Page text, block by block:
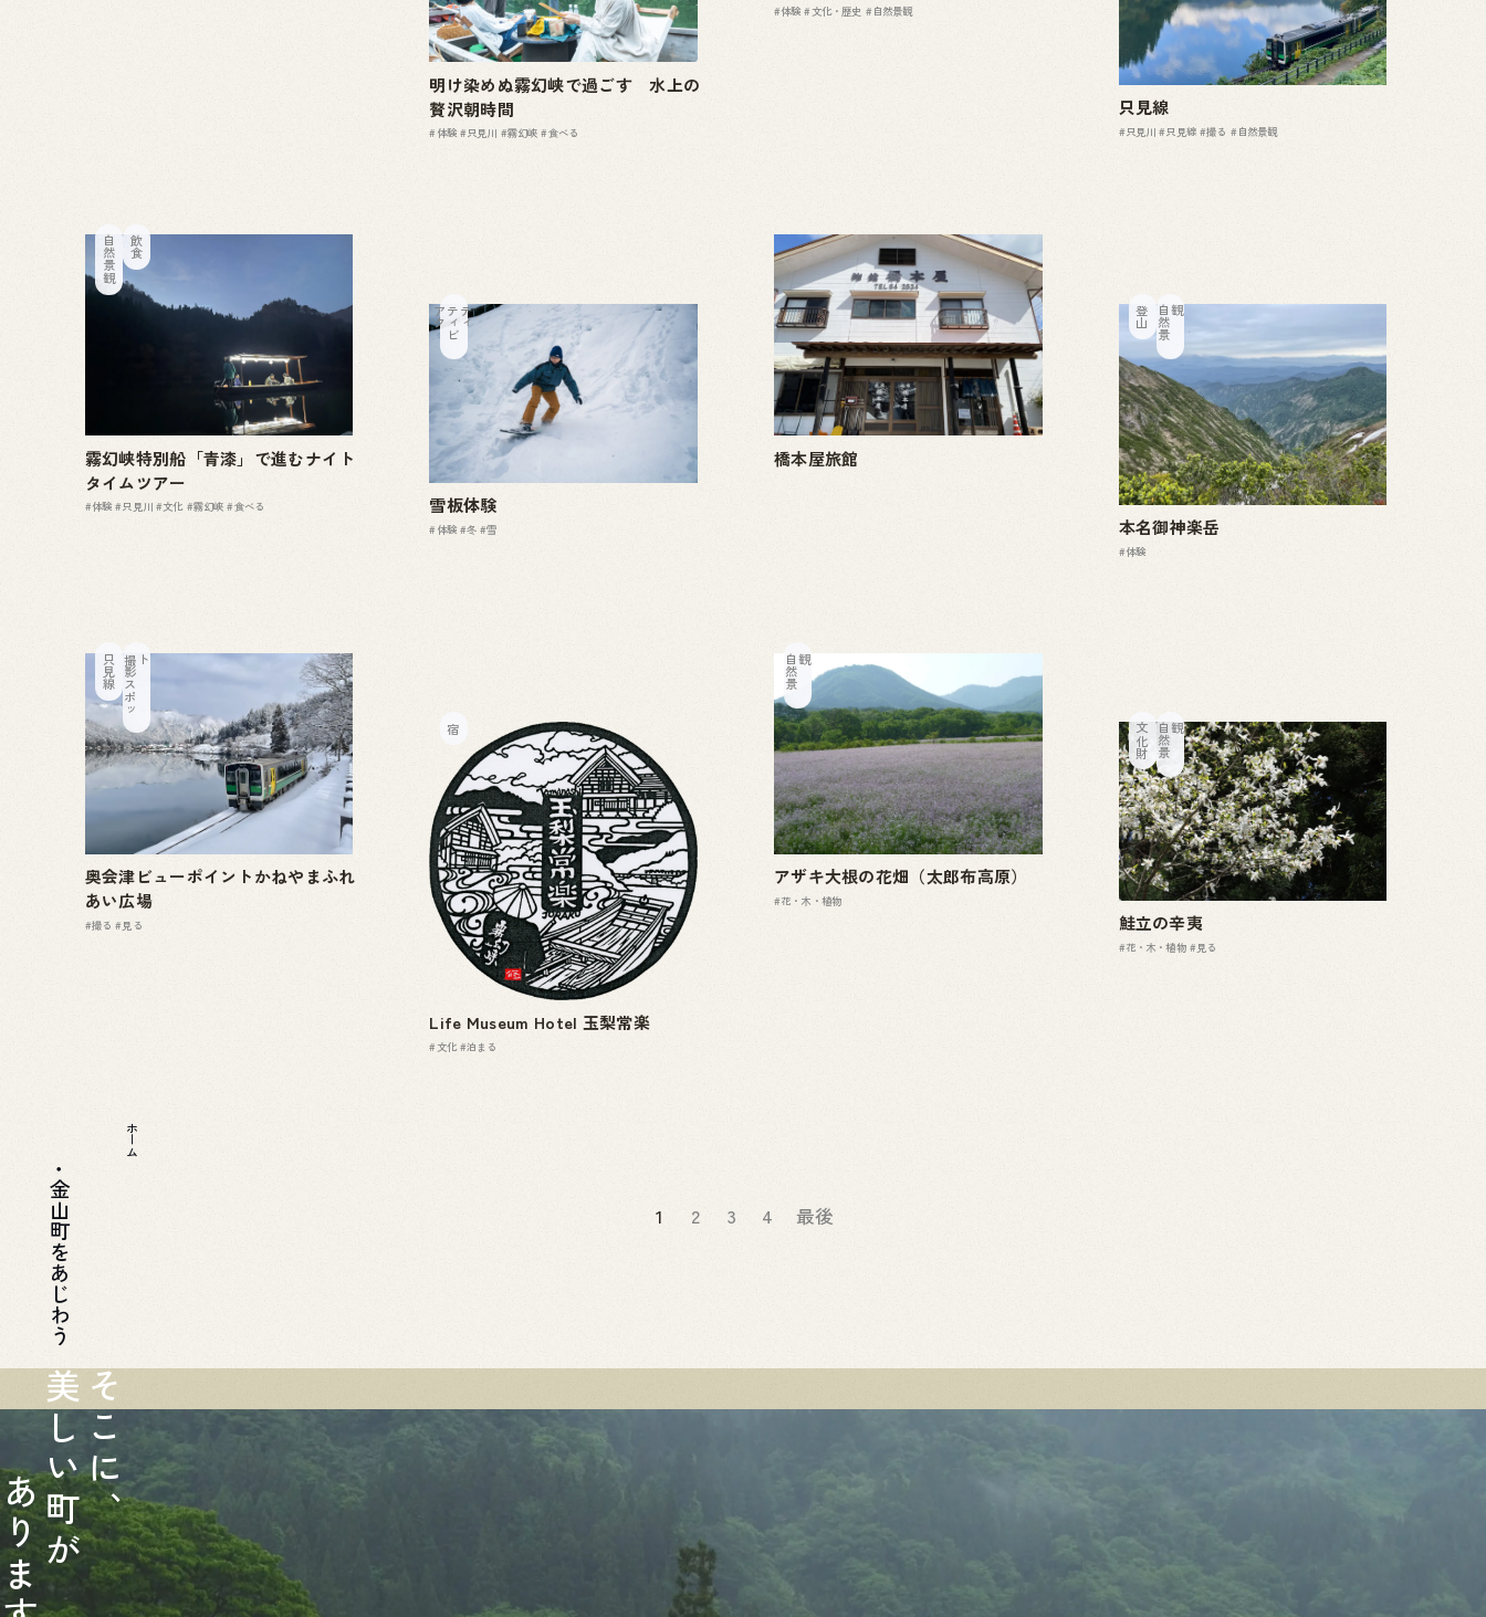
明け染めぬ霧幻峡で過ごす 水上の
贅沢朝時間
#体験 #只見川 #霧幻峡 #食べる
#体験 #文化・歴史 #自然景観
只見線
#只見川 #只見線 #撮る #自然景観
霧幻峡特別船「青漆」で進むナイト
タイムツアー
自然景観 飲食
#体験 #只見川 #文化 #霧幻峡 #食べる 雪板体験
ア
ク
テ
ィ
ビ
テ ィ
#体験 #冬 #雪
橋本屋旅館
本名御神楽岳
登山 自
然
景観
#体験
奥会津ビューポイントかねやまふれ
あい広場
只見線撮
影
ス
ポ
ット
#撮る #見る
Life Museum Hotel 玉梨常楽
宿
#文化 #泊まる
アザキ大根の花畑（太郎布高原）
自
然
景観
#花・木・植物
鮭立の辛夷
文化財 自
然
景観
#花・木・植物 #見る
1 2 3 4 最後
ホーム
金山町をあじわう
そ
こ
に
、
美
し
い
町
が